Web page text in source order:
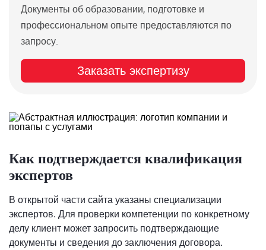
Документы об образовании, подготовке и
профессиональном опыте предоставляются по
запросу.
Заказать экспертизу
Как подтверждается квалификация
экспертов
В открытой части сайта указаны специализации
экспертов. Для проверки компетенции по конкретному
делу клиент может запросить подтверждающие
документы и сведения до заключения договора.